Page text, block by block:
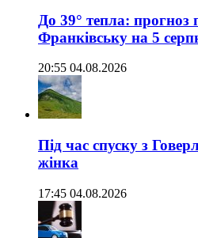
До 39° тепла: прогноз
Франківську на 5
20:55 04.08.2026
Під час спуску з
жінка
17:45 04.08.2026